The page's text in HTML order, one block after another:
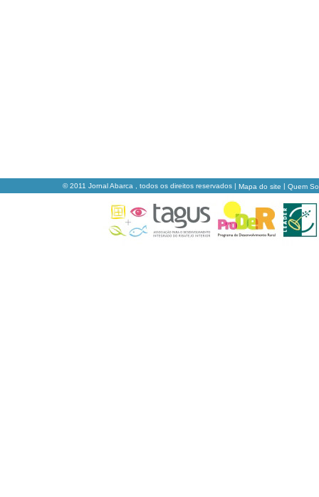
© 2011 Jornal Abarca , todos os direitos reservados | Mapa do site | Quem